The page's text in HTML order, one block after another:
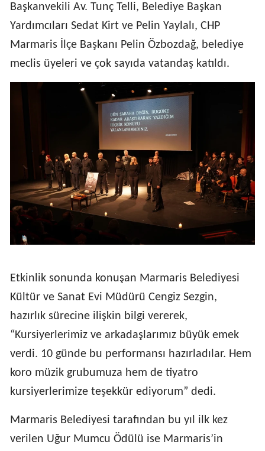
Başkanvekili Av. Tunç Telli, Belediye Başkan
Yardımcıları Sedat Kirt ve Pelin Yaylalı, CHP
Marmaris İlçe Başkanı Pelin Özbozdağ, belediye
meclis üyeleri ve çok sayıda vatandaş katıldı.
Etkinlik sonunda konuşan Marmaris Belediyesi
Kültür ve Sanat Evi Müdürü Cengiz Sezgin,
hazırlık sürecine ilişkin bilgi vererek,
“Kursiyerlerimiz ve arkadaşlarımız büyük emek
verdi. 10 günde bu performansı hazırladılar. Hem
koro müzik grubumuza hem de tiyatro
kursiyerlerimize teşekkür ediyorum” dedi.
Marmaris Belediyesi tarafından bu yıl ilk kez
verilen Uğur Mumcu Ödülü ise Marmaris’in